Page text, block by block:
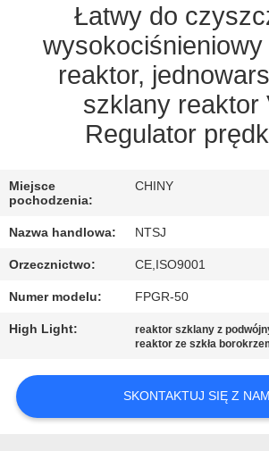
NAMI
SITEMAP
POLICY
Łatwy do
reaktor,
szklany reaktor
Regulator
Miejsce
pochodzenia:
CHINY
Nazwa handlowa: NTSJ
Orzecznictwo: CE,ISO9001
Numer modelu: FPGR-50
High Light: reaktor szklany z
reaktor ze szkła
SKONTAKTUJ SIĘ Z